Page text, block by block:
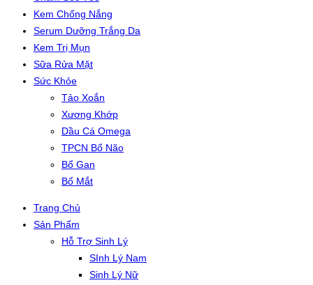
Kem Chống Nắng
Serum Dưỡng Trắng Da
Kem Trị Mụn
Sữa Rửa Mặt
Sức Khỏe
Tảo Xoắn
Xương Khớp
Dầu Cá Omega
TPCN Bổ Não
Bổ Gan
Bổ Mắt
Trang Chủ
Sản Phẩm
Hỗ Trợ Sinh Lý
SInh Lý Nam
Sinh Lý Nữ